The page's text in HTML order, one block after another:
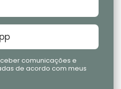
comunicações e
de acordo com meus